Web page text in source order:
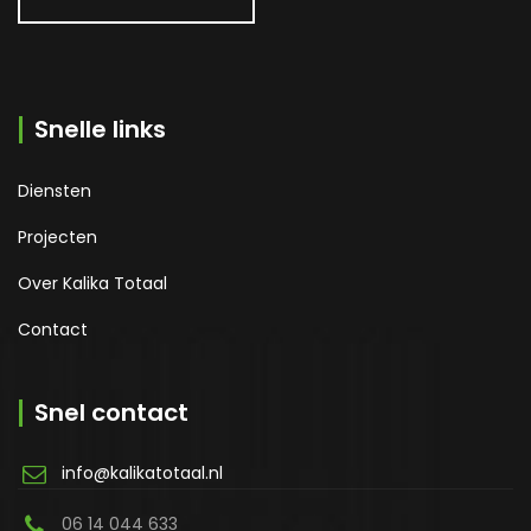
Snelle links
Diensten
Projecten
Over Kalika Totaal
Contact
Snel contact
info@kalikatotaal.nl
06 14 044 633